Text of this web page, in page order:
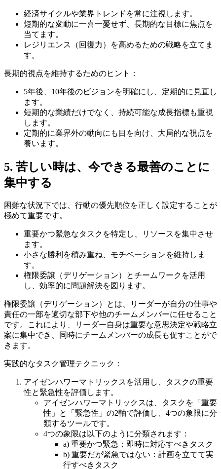
経済サイクルや業界トレンドを常に注視します。
短期的な変動に一喜一憂せず、長期的な目標に焦点を
当てます。
レジリエンス（回復力）を高めるための戦略を立てま
す。
長期的視点を維持するためのヒント：
5年後、10年後のビジョンを明確にし、定期的に見直し
ます。
短期的な業績だけでなく、持続可能な成長指標も重視
します。
定期的に業界外の動向にも目を向け、大局的な視点を
養います。
5. 苦しい時は、今できる最善のことに
集中する
困難な状況下では、行動の優先順位を正しく設定することが
極めて重要です。
重要かつ緊急なタスクを特定し、リソースを集中させ
ます。
小さな勝利を積み重ね、モチベーションを維持しま
す。
権限委譲（デリゲーション）とチームワークを活用
し、効率的に問題解決を図ります。
権限委譲（デリゲーション）とは、リーダーが自分の仕事や
責任の一部を適切な部下や他のチームメンバーに任せること
です。これにより、リーダー自身は重要な意思決定や戦略立
案に集中でき、同時にチームメンバーの成長も促すことがで
きます。
実践的なタスク管理テクニック：
アイゼンハワーマトリックスを活用し、タスクの重要
性と緊急性を評価します。
アイゼンハワーマトリックスは、タスクを「重要
性」と「緊急性」の2軸で評価し、4つの象限に分
類するツールです。
4つの象限は以下のように分類されます：
a) 重要かつ緊急：即時に対応すべきタスク
b) 重要だが緊急ではない：計画を立てて実
行すべきタスク